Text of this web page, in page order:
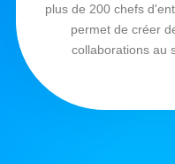
plus de 200 chefs
permet de créer
collaborations au